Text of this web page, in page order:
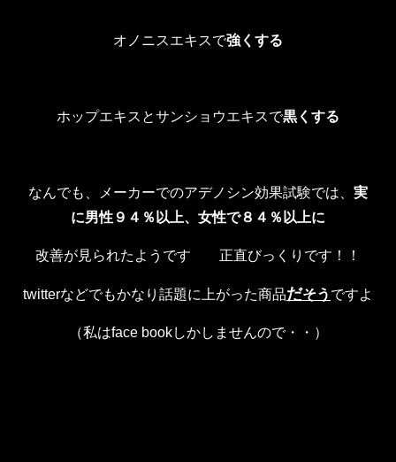
オノニスエキスで強くする
ホップエキスとサンショウエキスで黒くする
なんでも、メーカーでのアデノシン効果試験では、 実
に男性９４％以上、女性で８４％以上に
改善が見られたようです 正直びっくりです！！
twitterなどでもかなり話題に上がった商品だそう ですよ
（私はface bookしかしませんので・・）